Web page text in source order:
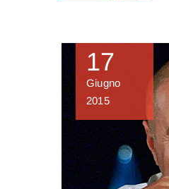
17
Giugno
2015